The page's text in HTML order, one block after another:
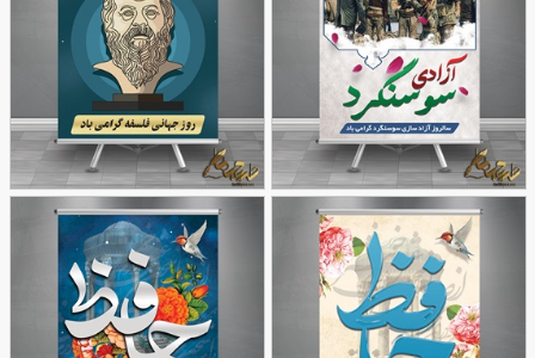
طرح بنر سالروز آزادسازی
سوسنگرد
طرح بنر روز جهانی فلسفه